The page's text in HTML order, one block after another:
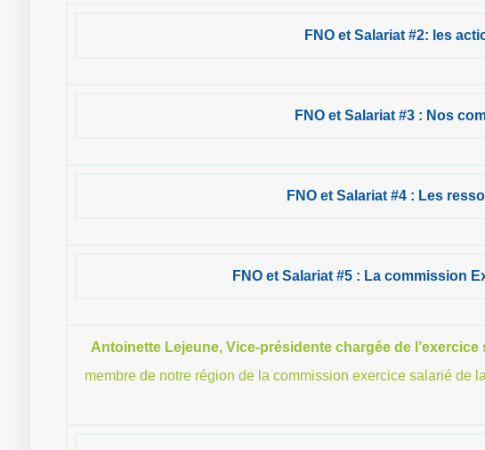
FNO et Salariat #2: les
FNO et Salariat #3 : Nos
FNO et Salariat #4 : Les
FNO et Salariat #5 : La commission
Antoinette Lejeune, Vice-présidente chargée de l’exercice
membre de notre région de la commission exercice salarié de